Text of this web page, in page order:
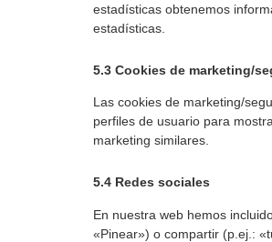
estadísticas obtenemos
estadísticas.
5.3 Cookies de marketing/
Las cookies de marketing/
perfiles de usuario para
marketing similares.
5.4 Redes sociales
En nuestra web hemos
«Pinear») o compartir (p.ej.: